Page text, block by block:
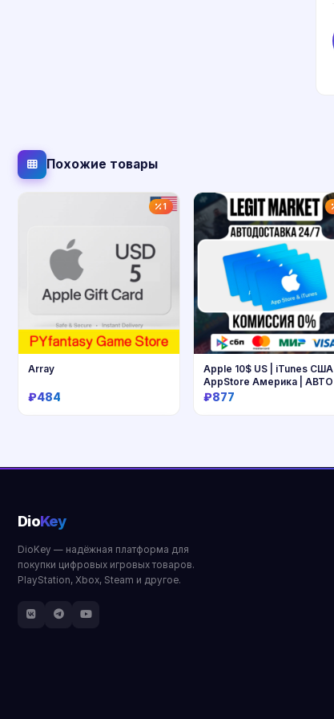
Похожие товары
1
Array
₽484
Apple 10$ US | iTunes США |
AppStore Америка | АВТО
₽877
DioKey
DioKey — надёжная платформа для
покупки цифровых игровых товаров.
PlayStation, Xbox, Steam и другое.